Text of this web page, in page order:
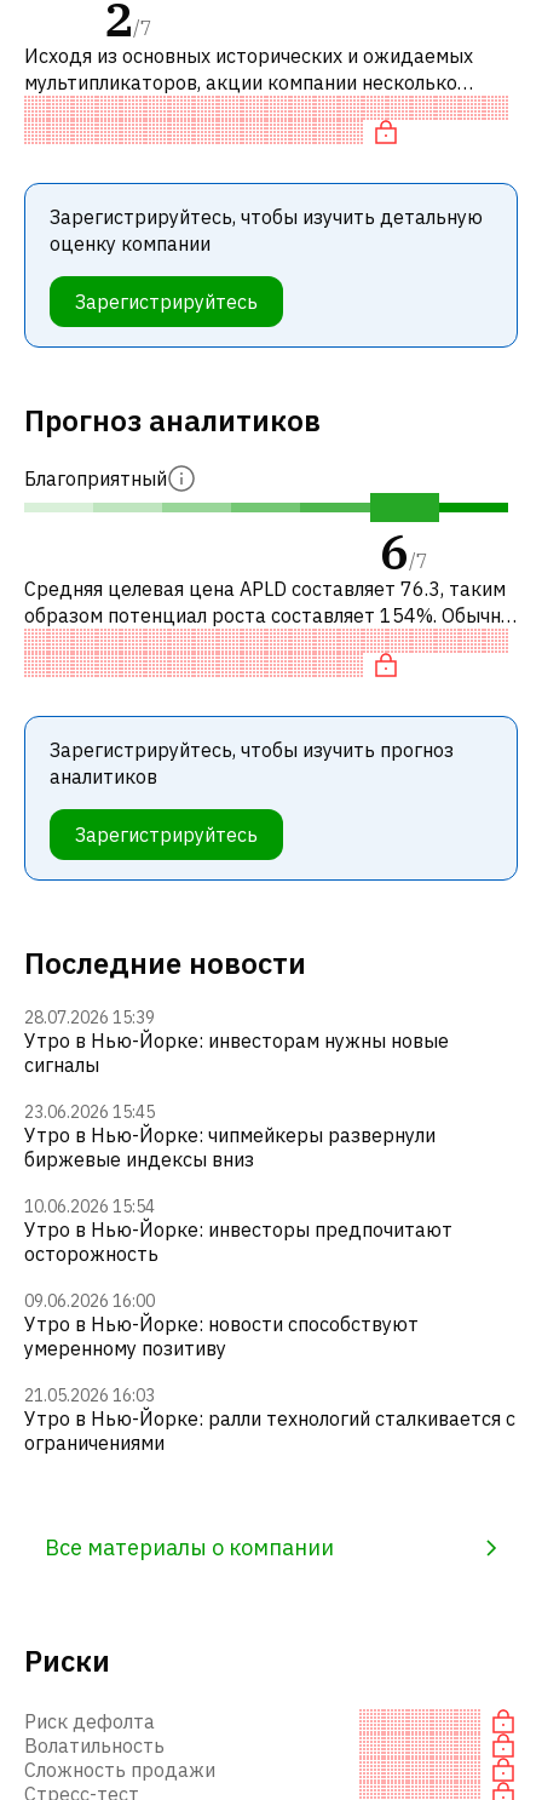
Последние новости
28.07.2026 15:39
Утро в Нью-Йорке: инвесторам нужны новые
сигналы
23.06.2026 15:45
Утро в Нью-Йорке: чипмейкеры развернули
биржевые индексы вниз
10.06.2026 15:54
Утро в Нью-Йорке: инвесторы предпочитают
осторожность
09.06.2026 16:00
Утро в Нью-Йорке: новости способствуют
умеренному позитиву
21.05.2026 16:03
Утро в Нью-Йорке: ралли технологий сталкивается с
ограничениями
Все материалы о компании
Риски
Риск дефолта
Волатильность
Сложность продажи
Стресс-тест
2/7
Исходя из основных исторических и ожидаемых
мультипликаторов, акции компании несколько
переоценены по сравнению с аналогичными
компаниями.
Зарегистрируйтесь, чтобы изучить детальную
оценку компании
Зарегистрируйтесь
Прогноз аналитиков
Благоприятный
6/7
Средняя целевая цена APLD составляет 76.3, таким
образом потенциал роста составляет 154%. Обычно
это означает рекомендацию «ПОКУПАТЬ» среди
инвестиционных компаний или ре
Зарегистрируйтесь, чтобы изучить прогноз
аналитиков
Зарегистрируйтесь